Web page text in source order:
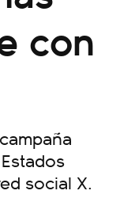
con
social X.